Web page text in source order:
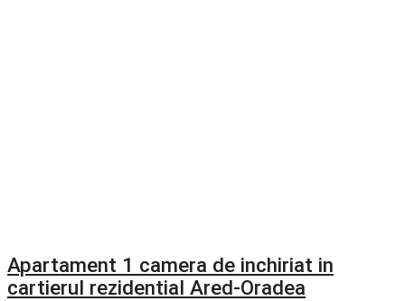
Apartament 1 camera de inchiriat in
cartierul rezidential Ared-Oradea